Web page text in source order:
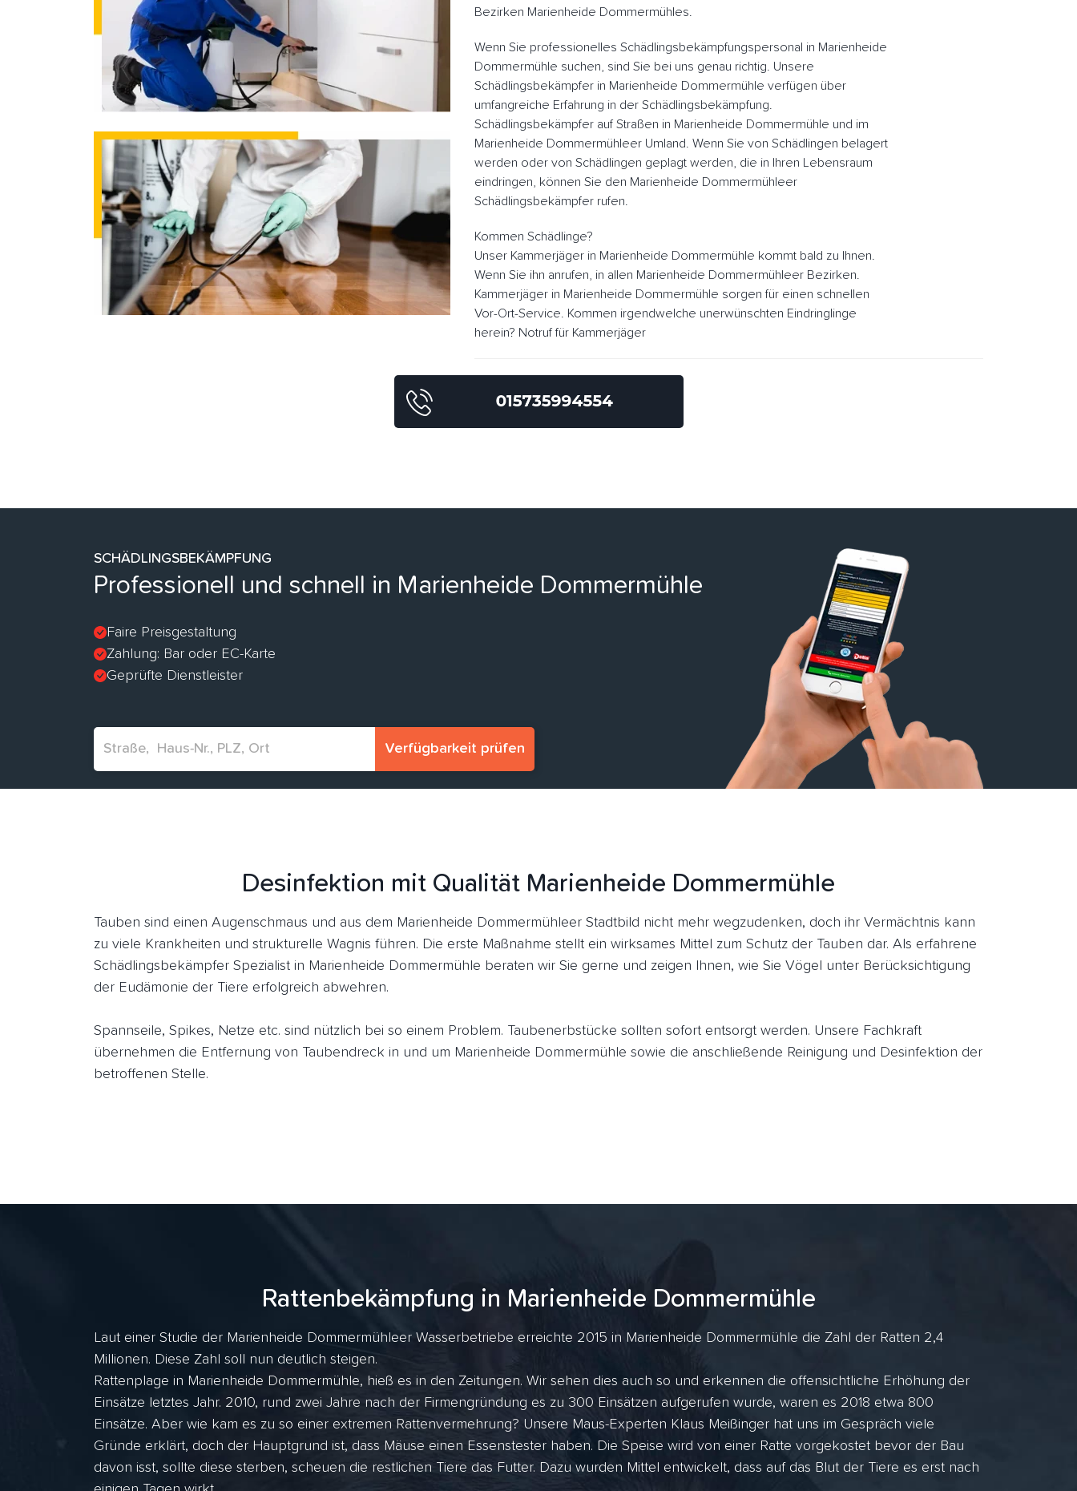
Bezirken Marienheide Dommermühles.
Wenn Sie professionelles Schädlingsbekämpfungspersonal in Marienheide
Dommermühle suchen, sind Sie bei uns genau richtig. Unsere
Schädlingsbekämpfer in Marienheide Dommermühle verfügen über
umfangreiche Erfahrung in der Schädlingsbekämpfung.
Schädlingsbekämpfer auf Straßen in Marienheide Dommermühle und im
Marienheide Dommermühleer Umland. Wenn Sie von Schädlingen belagert
werden oder von Schädlingen geplagt werden, die in Ihren Lebensraum
eindringen, können Sie den Marienheide Dommermühleer
Schädlingsbekämpfer rufen.
Kommen Schädlinge?
Unser Kammerjäger in Marienheide Dommermühle kommt bald zu Ihnen.
Wenn Sie ihn anrufen, in allen Marienheide Dommermühleer Bezirken.
Kammerjäger in Marienheide Dommermühle sorgen für einen schnellen
Vor-Ort-Service. Kommen irgendwelche unerwünschten Eindringlinge
herein? Notruf für Kammerjäger
SCHÄDLINGSBEKÄMPFUNG
Professionell und schnell in Marienheide Dommermühle
Faire Preisgestaltung
Zahlung: Bar oder EC-Karte
Geprüfte Dienstleister
Verfügbarkeit prüfen
Desinfektion mit Qualität Marienheide Dommermühle
Tauben sind einen Augenschmaus und aus dem Marienheide Dommermühleer Stadtbild nicht mehr wegzudenken, doch ihr Vermächtnis kann
zu viele Krankheiten und strukturelle Wagnis führen. Die erste Maßnahme stellt ein wirksames Mittel zum Schutz der Tauben dar. Als erfahrene
Schädlingsbekämpfer Spezialist in Marienheide Dommermühle beraten wir Sie gerne und zeigen Ihnen, wie Sie Vögel unter Berücksichtigung
der Eudämonie der Tiere erfolgreich abwehren.
Spannseile, Spikes, Netze etc. sind nützlich bei so einem Problem. Taubenerbstücke sollten sofort entsorgt werden. Unsere Fachkraft
übernehmen die Entfernung von Taubendreck in und um Marienheide Dommermühle sowie die anschließende Reinigung und Desinfektion der
betroffenen Stelle.
Rattenbekämpfung in Marienheide Dommermühle
Laut einer Studie der Marienheide Dommermühleer Wasserbetriebe erreichte 2015 in Marienheide Dommermühle die Zahl der Ratten 2,4
Millionen. Diese Zahl soll nun deutlich steigen.
Rattenplage in Marienheide Dommermühle, hieß es in den Zeitungen. Wir sehen dies auch so und erkennen die offensichtliche Erhöhung der
Einsätze letztes Jahr. 2010, rund zwei Jahre nach der Firmengründung es zu 300 Einsätzen aufgerufen wurde, waren es 2018 etwa 800
Einsätze. Aber wie kam es zu so einer extremen Rattenvermehrung? Unsere Maus-Experten Klaus Meißinger hat uns im Gespräch viele
Gründe erklärt, doch der Hauptgrund ist, dass Mäuse einen Essenstester haben. Die Speise wird von einer Ratte vorgekostet bevor der Bau
davon isst, sollte diese sterben, scheuen die restlichen Tiere das Futter. Dazu wurden Mittel entwickelt, dass auf das Blut der Tiere es erst nach